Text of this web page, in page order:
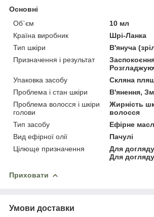
Основні
Об`єм
10 мл
Країна виробник
Шрі-Ланка
Тип шкіри
В'януча
Призначення і результат
Упаковка засобу
Скляна
Проблема і стан шкіри
В'янення,
Проблема волосся і шкіри
голови
Жирність
волосся
Тип засобу
Ефірне
Вид ефірної олії
Пачулі
Цілюще призначення
Для
Для
Приховати
Умови доставки